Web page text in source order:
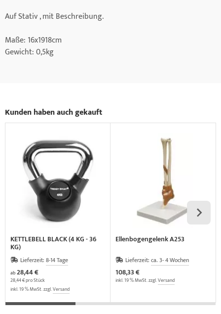
Auf Stativ , mit Beschreibung.
Maße: 16x1918cm
Gewicht: 0,5kg
Kunden haben auch gekauft
KETTLEBELL BLACK (4 KG - 36
KG)
Lieferzeit: 8-14 Tage
ab28,44 €
28,44 € pro Stück
inkl. 19 % MwSt. zzgl.Versand
Ellenbogengelenk A253
Lieferzeit: ca. 3- 4 Wochen
108,33 €
inkl. 19 % MwSt. zzgl.Versand